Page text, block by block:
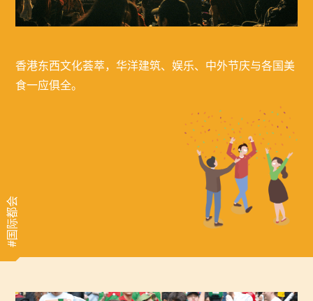
香港东西文化荟萃，华洋建筑、娱乐、中外节庆与各国美
食一应俱全。
#国际都会